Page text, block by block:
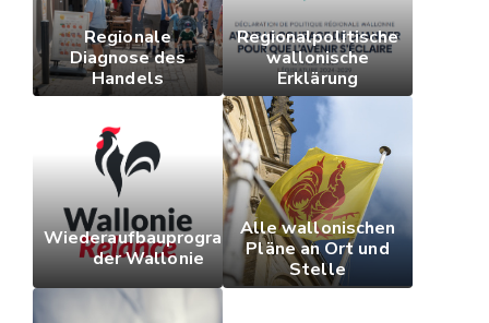
Regionale
Diagnose des
Handels
Regionalpolitische
wallonische
Erklärung
Wiederaufbauprogramm
der Wallonie
Alle wallonischen
Pläne an Ort und
Stelle